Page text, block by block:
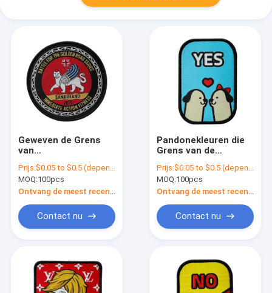
Geweven de Grens
van
Merrow herstelt
Geweven
Etiketflarden
Prijs:$0.05 to $0.5 (depends on the design and order quantity)
MOQ:100pcs
Contact nu
Pandonekleuren die
Grens van de
Zakken de Douane
Geweven Flarden
Leuke kleden
Prijs:$0.05 to $0.5 (depends on the design and order quantity)
MOQ:100pcs
Contact nu